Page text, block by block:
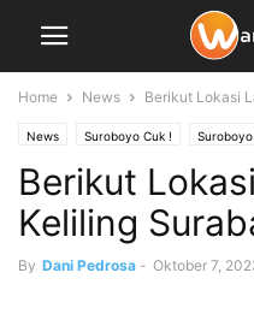
Home News Berikut Lokasi
News Suroboyo Cuk !
Berikut
Keliling
By Dani Pedrosa - Oktober 7,